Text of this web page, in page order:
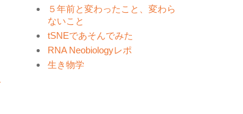
５年前と変わったこと、変わら
ないこと
tSNEであそんでみた
RNA Neobiologyレポ
生き物学